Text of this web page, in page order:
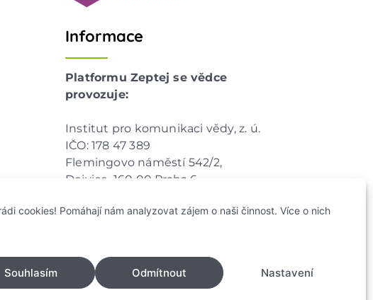
cookies! Pomáhají nám analyzovat zájem o naši činnost. Více o nich
Souhlasím Odmítnout Nastavení
Informace
Platformu Zeptej se vědce
provozuje:
Institut pro komunikaci vědy, z. ú.
IČO: 178 47 389
Flemingovo náměstí 542/2,
Dejvice, 160 00 Praha 6
info@zeptejsevedce.cz